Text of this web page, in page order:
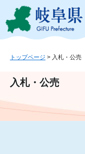
ジ
ュ
文
トップページ > 入札・公売
入札・公売